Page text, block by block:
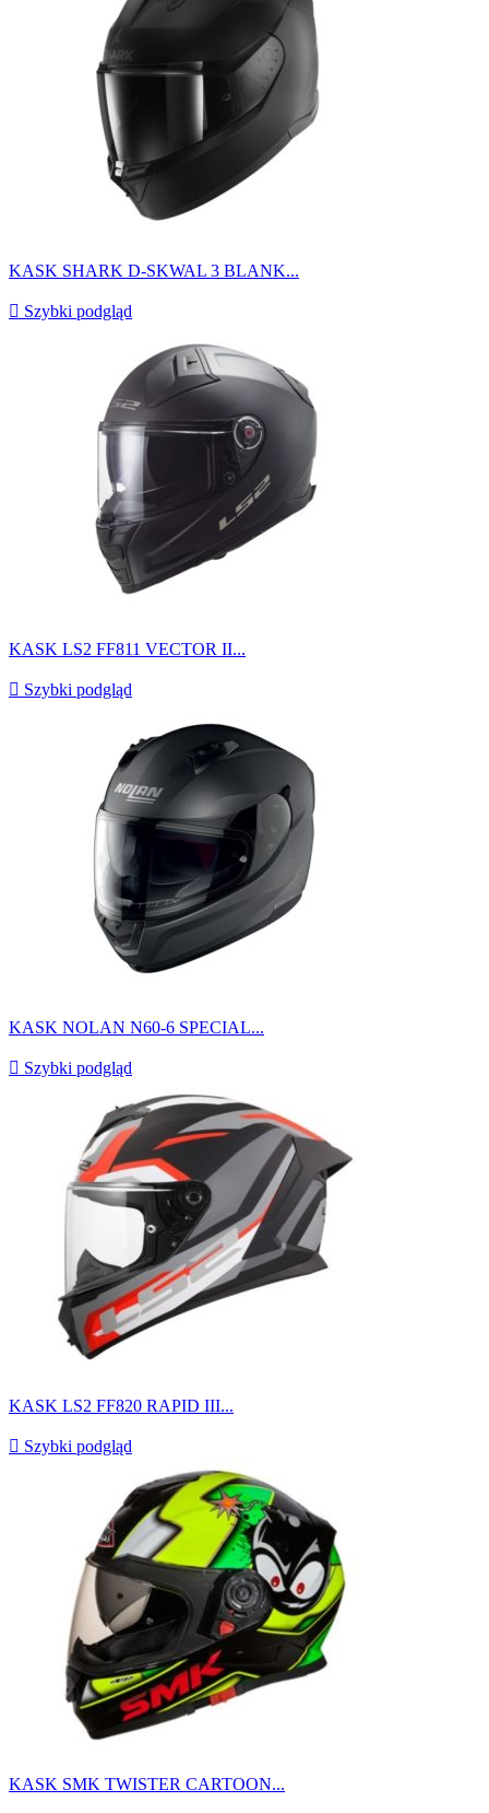
KASK SHARK D-SKWAL 3 BLANK...
 Szybki podgląd
KASK LS2 FF811 VECTOR II...
 Szybki podgląd
KASK NOLAN N60-6 SPECIAL...
 Szybki podgląd
KASK LS2 FF820 RAPID III...
 Szybki podgląd
KASK SMK TWISTER CARTOON...